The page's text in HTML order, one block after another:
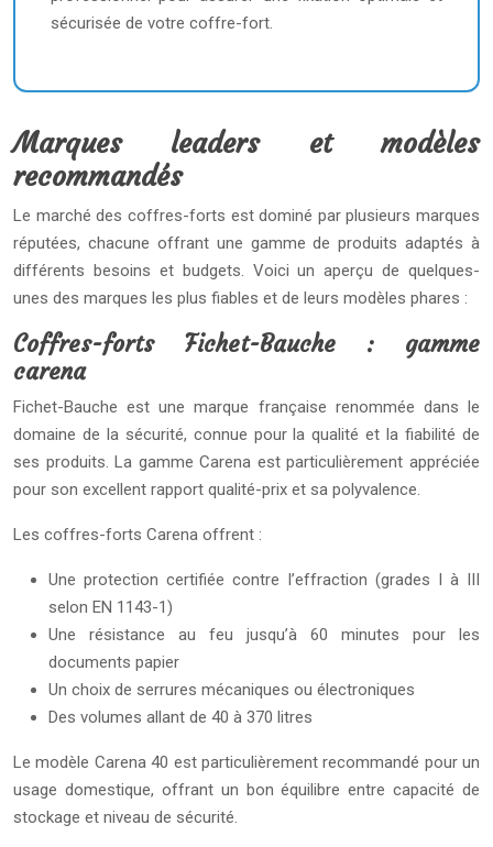
sécurisée de votre coffre-fort.
Marques leaders et modèles
recommandés
Le marché des coffres-forts est dominé par plusieurs marques
réputées, chacune offrant une gamme de produits adaptés à
différents besoins et budgets. Voici un aperçu de quelques-
unes des marques les plus fiables et de leurs modèles phares :
Coffres-forts Fichet-Bauche : gamme
carena
Fichet-Bauche est une marque française renommée dans le
domaine de la sécurité, connue pour la qualité et la fiabilité de
ses produits. La gamme Carena est particulièrement appréciée
pour son excellent rapport qualité-prix et sa polyvalence.
Les coffres-forts Carena offrent :
Une protection certifiée contre l’effraction (grades I à III
selon EN 1143-1)
Une résistance au feu jusqu’à 60 minutes pour les
documents papier
Un choix de serrures mécaniques ou électroniques
Des volumes allant de 40 à 370 litres
Le modèle Carena 40 est particulièrement recommandé pour un
usage domestique, offrant un bon équilibre entre capacité de
stockage et niveau de sécurité.